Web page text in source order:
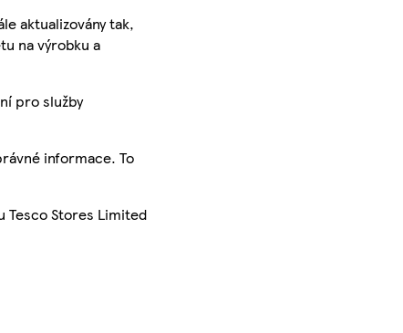
aktualizovány tak,
na výrobku a
pro služby
informace. To
Tesco Stores Limited